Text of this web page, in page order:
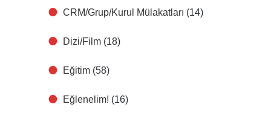
CRM/Grup/Kurul Mülakatları (14)
Dizi/Film (18)
Eğitim (58)
Eğlenelim! (16)